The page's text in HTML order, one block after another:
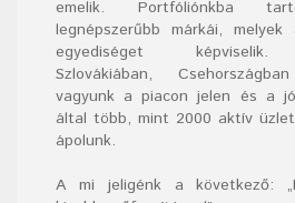
emelik. Portfóliónkba
legnépszerűbb márkái,
egyediséget képviselik.
Szlovákiában,
vagyunk a piacon jelen és a
által több, mint 2000 aktív
ápolunk.
A mi jeligénk a következő: